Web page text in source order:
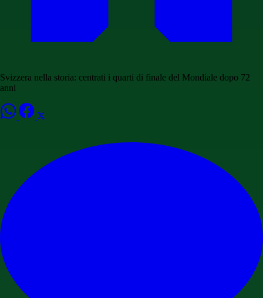
Svizzera nella storia: centrati i quarti di finale del Mondiale dopo 72
anni